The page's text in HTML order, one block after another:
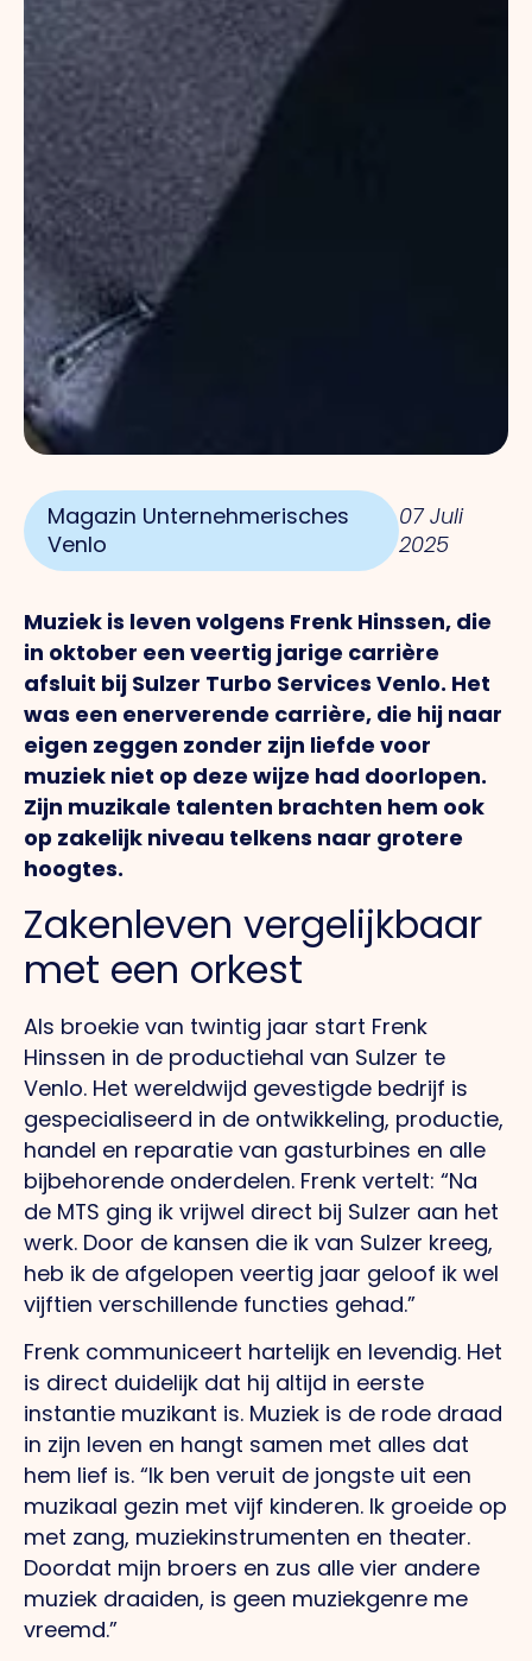
Magazin Unternehmerisches
Venlo
07 Juli
2025
Muziek is leven volgens Frenk Hinssen, die
in oktober een veertig jarige carrière
afsluit bij Sulzer Turbo Services Venlo. Het
was een enerverende carrière, die hij naar
eigen zeggen zonder zijn liefde voor
muziek niet op deze wijze had doorlopen.
Zijn muzikale talenten brachten hem ook
op zakelijk niveau telkens naar grotere
hoogtes.
Zakenleven vergelijkbaar
met een orkest
Als broekie van twintig jaar start Frenk
Hinssen in de productiehal van Sulzer te
Venlo. Het wereldwijd gevestigde bedrijf is
gespecialiseerd in de ontwikkeling, productie,
handel en reparatie van gasturbines en alle
bijbehorende onderdelen. Frenk vertelt: “Na
de MTS ging ik vrijwel direct bij Sulzer aan het
werk. Door de kansen die ik van Sulzer kreeg,
heb ik de afgelopen veertig jaar geloof ik wel
vijftien verschillende functies gehad.”
Frenk communiceert hartelijk en levendig. Het
is direct duidelijk dat hij altijd in eerste
instantie muzikant is. Muziek is de rode draad
in zijn leven en hangt samen met alles dat
hem lief is. “Ik ben veruit de jongste uit een
muzikaal gezin met vijf kinderen. Ik groeide op
met zang, muziekinstrumenten en theater.
Doordat mijn broers en zus alle vier andere
muziek draaiden, is geen muziekgenre me
vreemd.”